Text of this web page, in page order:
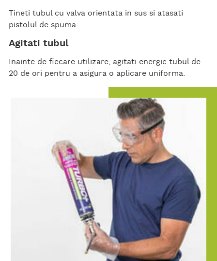
Tineti tubul cu valva orientata in sus si atasati
pistolul de spuma.
Agitati tubul
Inainte de fiecare utilizare, agitati energic tubul de
20 de ori pentru a asigura o aplicare uniforma.